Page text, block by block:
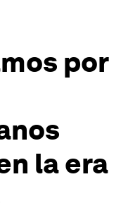
por
la era